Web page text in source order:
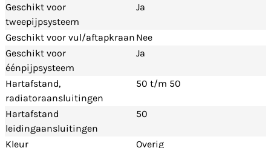
Geschikt voor
tweepijpsysteem
Ja
Geschikt voor vul/aftapkraan Nee
Geschikt voor
éénpijpsysteem
Ja
Hartafstand,
radiatoraansluitingen
50 t/m 50
Hartafstand
leidingaansluitingen
50
Kleur
Overig